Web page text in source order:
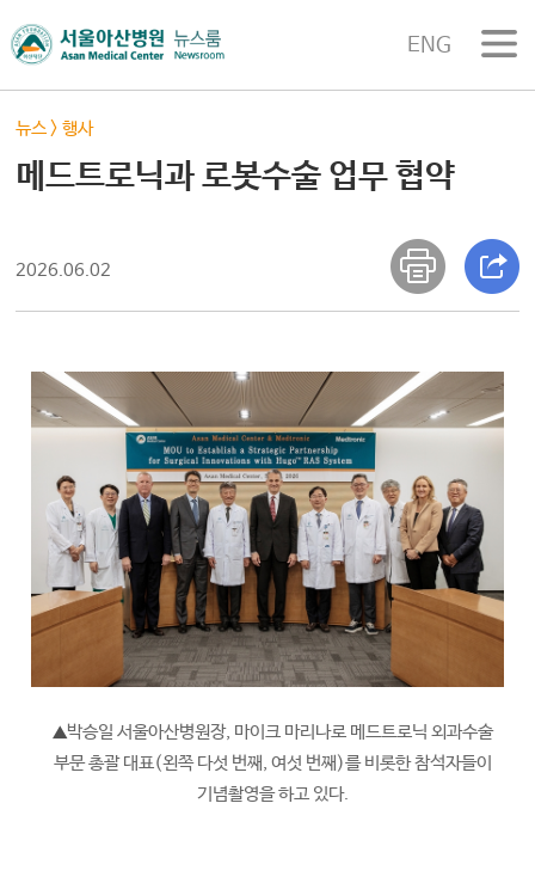
ENG
뉴스 >행사
메드트로닉과 로봇수술 업무 협약
2026.06.02
▲박승일 서울아산병원장, 마이크 마리나로 메드트로닉 외과수술
부문 총괄 대표(왼쪽 다섯 번째, 여섯 번째)를 비롯한 참석자들이
기념촬영을 하고 있다.